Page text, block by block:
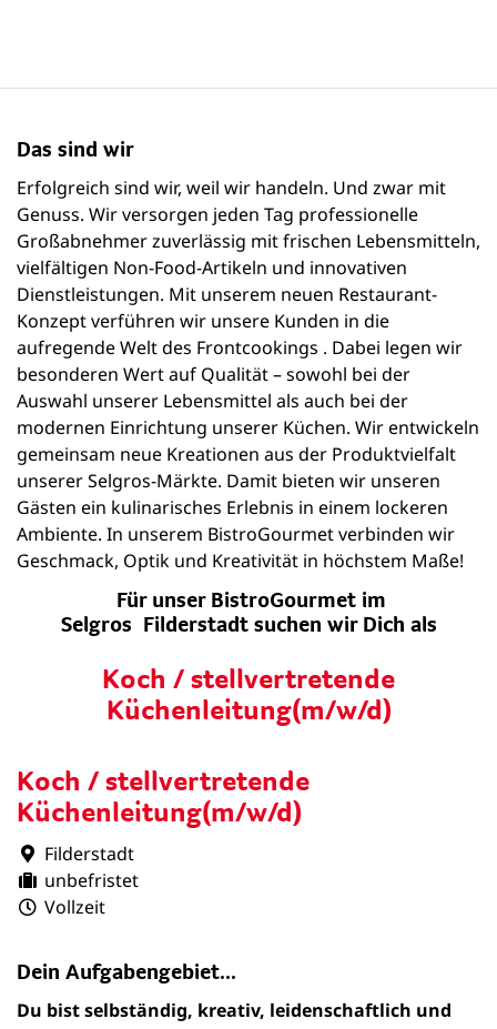
Koch / stellvertretende
Küchenleitung(m/w/d)
Filderstadt
unbefristet
Vollzeit
Das sind wir
Erfolgreich sind wir, weil wir handeln. Und zwar mit
Genuss. Wir versorgen jeden Tag professionelle
Großabnehmer zuverlässig mit frischen Lebensmitteln,
vielfältigen Non-Food-Artikeln und innovativen
Dienstleistungen. Mit unserem neuen Restaurant-
Konzept verführen wir unsere Kunden in die
aufregende Welt des Frontcookings . Dabei legen wir
besonderen Wert auf Qualität – sowohl bei der
Auswahl unserer Lebensmittel als auch bei der
modernen Einrichtung unserer Küchen. Wir entwickeln
gemeinsam neue Kreationen aus der Produktvielfalt
unserer Selgros-Märkte. Damit bieten wir unseren
Gästen ein kulinarisches Erlebnis in einem lockeren
Ambiente. In unserem BistroGourmet verbinden wir
Geschmack, Optik und Kreativität in höchstem Maße!
Für unser BistroGourmet im
Selgros Filderstadt suchen wir Dich als
Koch / stellvertretende
Küchenleitung(m/w/d)
Dein Aufgabengebiet...
Du bist selbständig, kreativ, leidenschaftlich und